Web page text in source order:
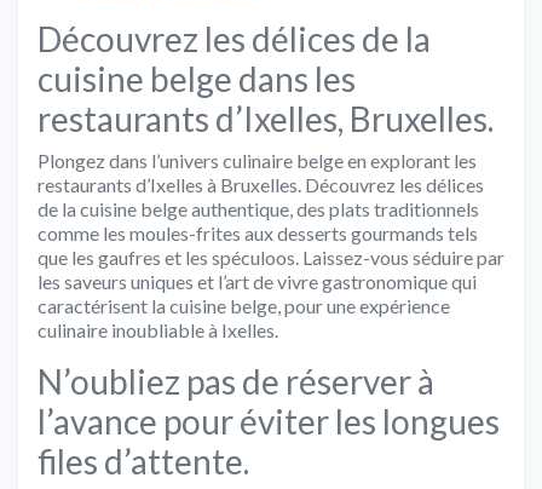
Découvrez les délices de la
cuisine belge dans les
restaurants d’Ixelles, Bruxelles.
Plongez dans l’univers culinaire belge en explorant les
restaurants d’Ixelles à Bruxelles. Découvrez les délices
de la cuisine belge authentique, des plats traditionnels
comme les moules-frites aux desserts gourmands tels
que les gaufres et les spéculoos. Laissez-vous séduire par
les saveurs uniques et l’art de vivre gastronomique qui
caractérisent la cuisine belge, pour une expérience
culinaire inoubliable à Ixelles.
N’oubliez pas de réserver à
l’avance pour éviter les longues
files d’attente.